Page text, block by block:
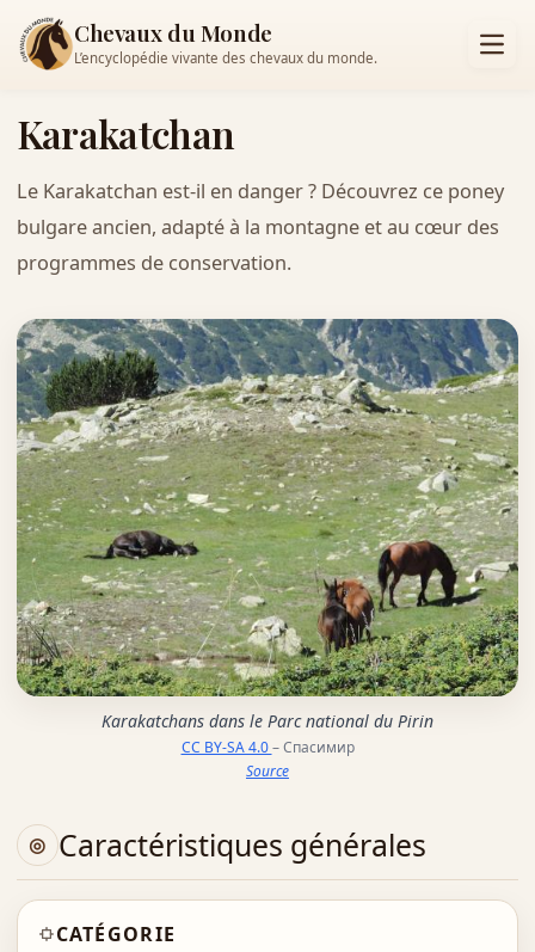
Chevaux du Monde
L’encyclopédie vivante des chevaux du monde.
Karakatchan
Le Karakatchan est-il en danger ? Découvrez ce poney
bulgare ancien, adapté à la montagne et au cœur des
programmes de conservation.
Karakatchans dans le Parc national du Pirin
CC BY-SA 4.0– Спасимир
Source
Caractéristiques générales
CATÉGORIE